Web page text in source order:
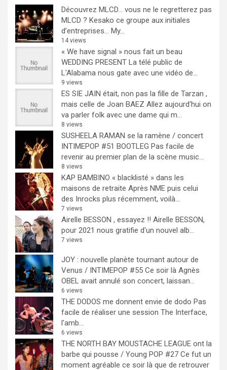
Découvrez MLCD… vous ne le regretterez pas
MLCD ? Kesako ce groupe aux initiales
d’entreprises… My...
14 views
« We have signal » nous fait un beau
WEDDING PRESENT La télé public de
L'Alabama nous gate avec une vidéo de...
9 views
ES SIE JAIN était, non pas la fille de Tarzan ,
mais celle de Joan BAEZ Allez aujourd'hui on
va parler folk avec une dame qui m...
8 views
SUSHEELA RAMAN se la ramène / concert
INTIMEPOP #51 BOOTLEG Pas facile de
revenir au premier plan de la scène music...
8 views
KAP BAMBINO « blacklisté » dans les
maisons de retraite Après NME puis celui
des Inrocks plus récemment, voilà...
7 views
Airelle BESSON , essayez !! Airelle BESSON,
pour 2021 nous gratifie d'un nouvel alb...
7 views
JOY : nouvelle planète tournant autour de
Venus / INTIMEPOP #55 Ce soir là Agnès
OBEL avait annulé son concert, laissan...
6 views
THE DODOS me donnent envie de dodo Pas
facile de réaliser une session The Interface,
l'amb...
6 views
THE NORTH BAY MOUSTACHE LEAGUE ont la
barbe qui pousse / Young POP #27 Ce fut un
moment agréable ce soir là que de retrouver